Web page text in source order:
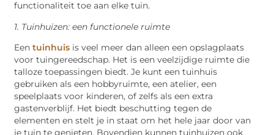
functionaliteit toe aan elke tuin.
1. Tuinhuizen: een functionele ruimte
Eentuinhuis is veel meer dan alleen een opslagplaats
voor tuingereedschap. Het is een veelzijdige ruimte die
talloze toepassingen biedt. Je kunt een tuinhuis
gebruiken als een hobbyruimte, een atelier, een
speelplaats voor kinderen, of zelfs als een extra
gastenverblijf. Het biedt beschutting tegen de
elementen en stelt je in staat om het hele jaar door van
je tuin te genieten. Bovendien kunnen tuinhuizen ook